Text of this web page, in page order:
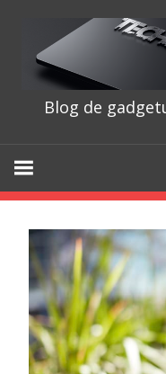
content
Blog de